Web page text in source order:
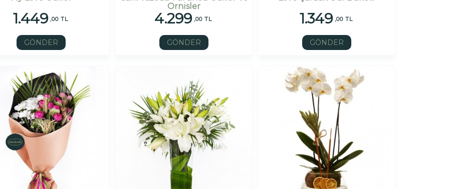
1.449 ,00 TL
GÖNDER
Ornisler
4.299 ,00 TL
GÖNDER
1.349 ,00 TL
GÖNDER